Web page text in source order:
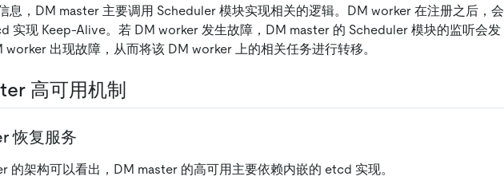
息，DM master 主要调用 Scheduler 模块实现相关的逻辑。DM worker 在注册之后，会
实现 Keep-Alive。若 DM worker 发生故障，DM master 的 Scheduler 模块的监听会发
worker 出现故障，从而将该 DM worker 上的相关任务进行转移。
高可用机制
恢复服务
的架构可以看出，DM master 的高可用主要依赖内嵌的 etcd 实现。